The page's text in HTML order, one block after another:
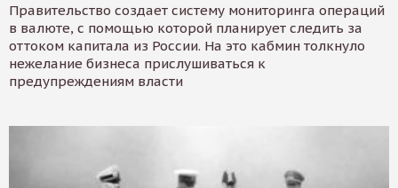
Правительство создает систему мониторинга операций
в валюте, с помощью которой планирует следить за
оттоком капитала из России. На это кабмин толкнуло
нежелание бизнеса прислушиваться к
предупреждениям власти